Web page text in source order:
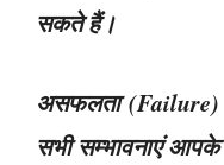
सकते हैं।
असफलता (Failure)
सभी सम्भावनाएं